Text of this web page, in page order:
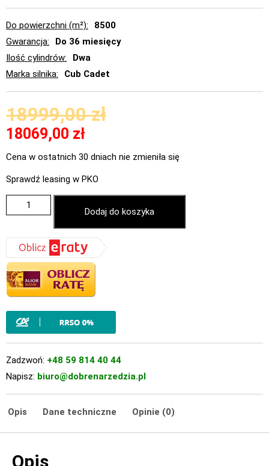
Do powierzchni (m²)
8500
Gwarancja
Do 36 miesięcy
Ilość cylindrów
Dwa
Marka silnika
Cub Cadet
18999,00zł
18069,00 zł
Cena w ostatnich 30 dniach nie zmieniła się
Sprawdź leasing w PKO
Dodaj do koszyka
Zadzwoń: +48 59 814 40 44
Napisz: biuro@dobrenarzedzia.pl
Opis Dane techniczne Opinie (0)
Opis